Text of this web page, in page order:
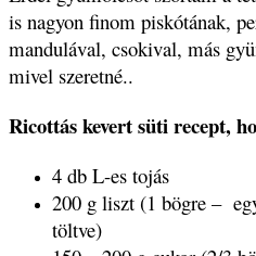
is nagyon finom piskótának,
mandulával, csokival, más
mivel szeretné..
Ricottás kevert süti recept,
4 db L-es tojás
200 g liszt (1 bögre –
töltve)